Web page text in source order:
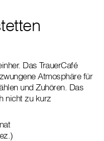
Das TrauerCafé
Atmosphäre für
und Zuhören. Das
nicht zu kurz